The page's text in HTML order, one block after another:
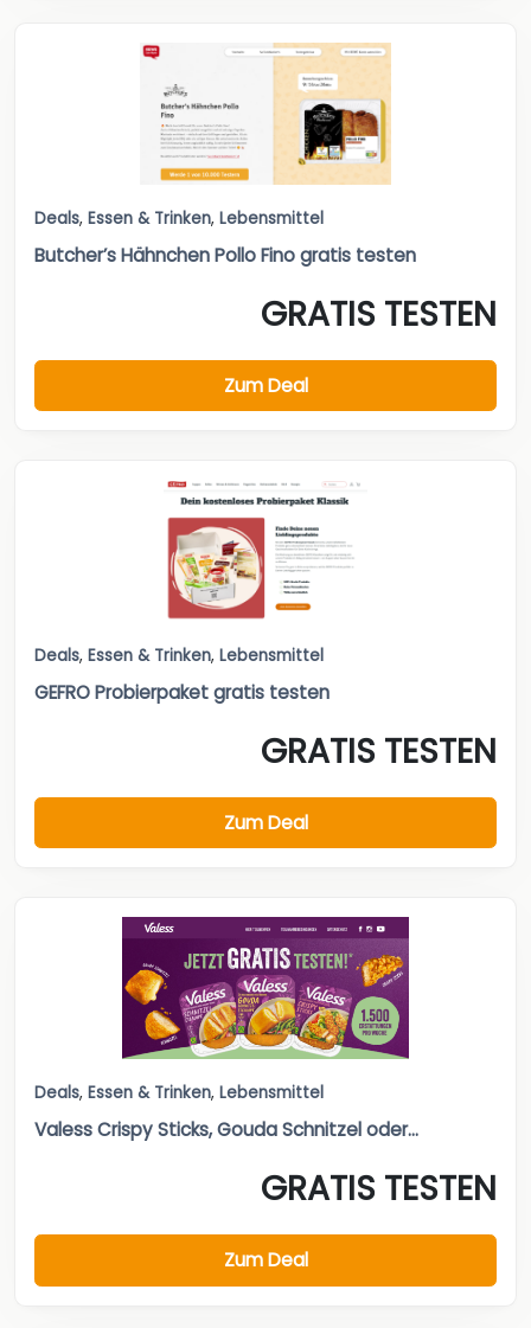
Deals, Essen & Trinken, Lebensmittel
Butcher’s Hähnchen Pollo Fino gratis testen
GRATIS TESTEN
Zum Deal
Deals, Essen & Trinken, Lebensmittel
GEFRO Probierpaket gratis testen
GRATIS TESTEN
Zum Deal
Deals, Essen & Trinken, Lebensmittel
Valess Crispy Sticks, Gouda Schnitzel oder...
GRATIS TESTEN
Zum Deal